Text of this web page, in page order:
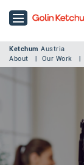
Ketchum Austria
About
Our Work